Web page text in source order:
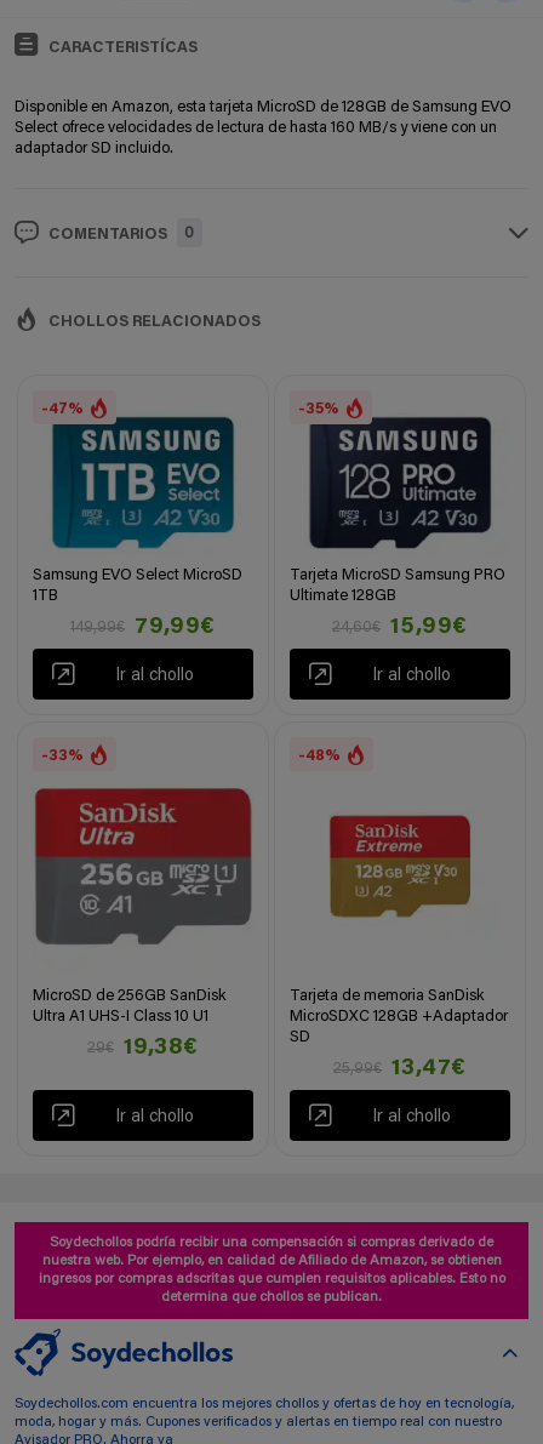
CARACTERISTÍCAS
Disponible en Amazon, esta tarjeta MicroSD de 128GB de Samsung EVO
Select ofrece velocidades de lectura de hasta 160 MB/s y viene con un
adaptador SD incluido.
COMENTARIOS 0
CHOLLOS RELACIONADOS
-47%
Samsung EVO Select MicroSD
1TB
149,99€
79,99€
Ir al chollo
-35%
Tarjeta MicroSD Samsung PRO
Ultimate 128GB
24,60€
15,99€
Ir al chollo
-33%
MicroSD de 256GB SanDisk
Ultra A1 UHS-I Class 10 U1
29€
19,38€
Ir al chollo
-48%
Tarjeta de memoria SanDisk
MicroSDXC 128GB +Adaptador
SD
25,99€
13,47€
Ir al chollo
Soydechollos podría recibir una compensación si compras derivado de
nuestra web. Por ejemplo, en calidad de Afiliado de Amazon, se obtienen
ingresos por compras adscritas que cumplen requisitos aplicables. Esto no
determina que chollos se publican.
Soydechollos.com encuentra los mejores chollos y ofertas de hoy en tecnología,
moda, hogar y más. Cupones verificados y alertas en tiempo real con nuestro
Avisador PRO. Ahorra ya